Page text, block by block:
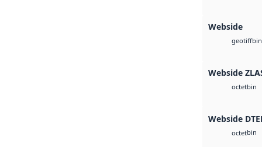
Webside
geotiffbin
Webside
octetbin
Webside
octetbin